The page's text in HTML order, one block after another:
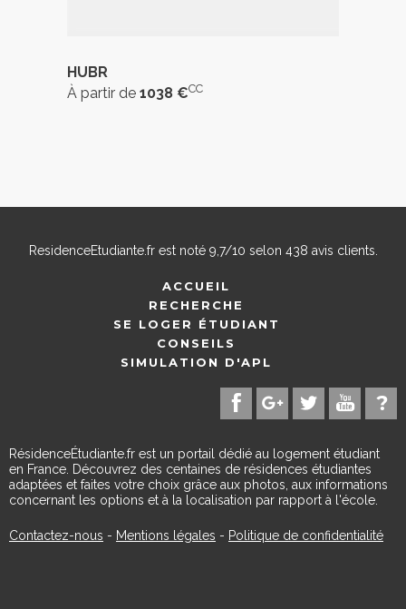
HUBR
À partir de 1038 €CC
ResidenceEtudiante.frest noté 9,7/10 selon 438 avis clients.
ACCUEIL
RECHERCHE
SE LOGER ÉTUDIANT
CONSEILS
SIMULATION D'APL
RésidenceÉtudiante.fr est un portail dédié au logement étudiant
en France. Découvrez des centaines de résidences étudiantes
adaptées et faites votre choix grâce aux photos, aux informations
concernant les options et à la localisation par rapport à l'école.
Contactez-nous - Mentions légales - Politique de confidentialité